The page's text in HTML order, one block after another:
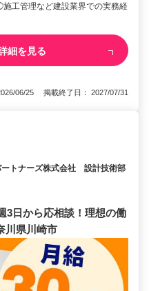
工管理など建設業界での実務経
細を見る
06/25 掲載終了日： 2027/07/31
ートナーズ株式会社 設計技術部
3日から応相談！理想の働
川県川崎市